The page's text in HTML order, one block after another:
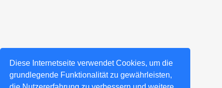
Diese Internetseite verwendet Cookies, um die
grundlegende Funktionalität zu gewährleisten,